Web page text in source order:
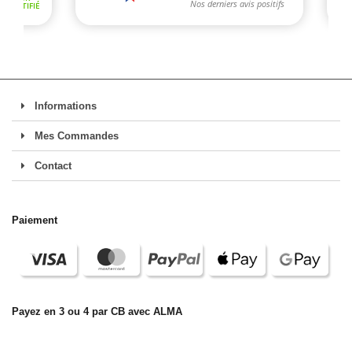
Informations
Mes Commandes
Contact
Paiement
Payez en 3 ou 4 par CB avec ALMA